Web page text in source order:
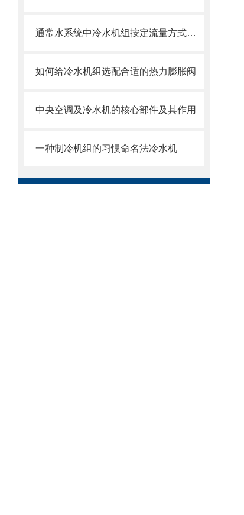
通常水系统中冷水机组按定流量方式运行
如何给冷水机组选配合适的热力膨胀阀
中央空调及冷水机的核心部件及其作用
一种制冷机组的习惯命名法冷水机